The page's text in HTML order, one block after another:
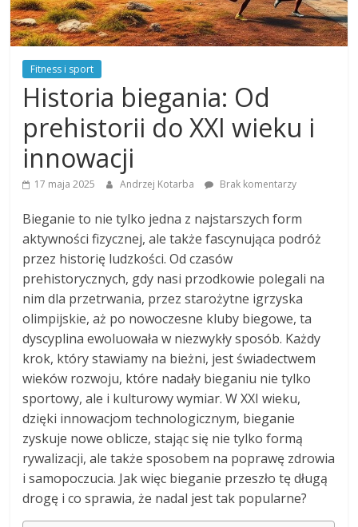
Fitness i sport
Historia biegania: Od
prehistorii do XXI wieku i
innowacji
17 maja 2025 Andrzej Kotarba Brak komentarzy
Bieganie to nie tylko jedna z najstarszych form
aktywności fizycznej, ale także fascynująca podróż
przez historię ludzkości. Od czasów
prehistorycznych, gdy nasi przodkowie polegali na
nim dla przetrwania, przez starożytne igrzyska
olimpijskie, aż po nowoczesne kluby biegowe, ta
dyscyplina ewoluowała w niezwykły sposób. Każdy
krok, który stawiamy na bieżni, jest świadectwem
wieków rozwoju, które nadały bieganiu nie tylko
sportowy, ale i kulturowy wymiar. W XXI wieku,
dzięki innowacjom technologicznym, bieganie
zyskuje nowe oblicze, stając się nie tylko formą
rywalizacji, ale także sposobem na poprawę zdrowia
i samopoczucia. Jak więc bieganie przeszło tę długą
drogę i co sprawia, że nadal jest tak popularne?